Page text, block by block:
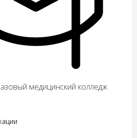
медицинский колледж